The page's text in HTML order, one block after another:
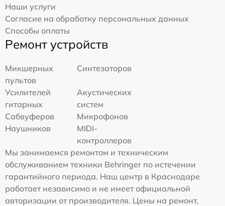
Наши услуги
Согласие на обработку персональных данных
Способы оплаты
Ремонт устройств
Микшерных
пультов
Синтезаторов
Усилителей
гитарных
Акустических
систем
Сабвуферов
Микрофонов
Наушников
MIDI-
контроллеров
Мы занимаемся ремонтом и техническим
обслуживанием техники Behringer по истечении
гарантийного периода. Наш центр в Краснодаре
работает независимо и не имеет официальной
авторизации от производителя. Цены на ремонт,